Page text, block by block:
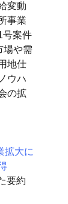
変動
事業
号案件
場や需
地仕
ウハ
の拡
拡大に
要約